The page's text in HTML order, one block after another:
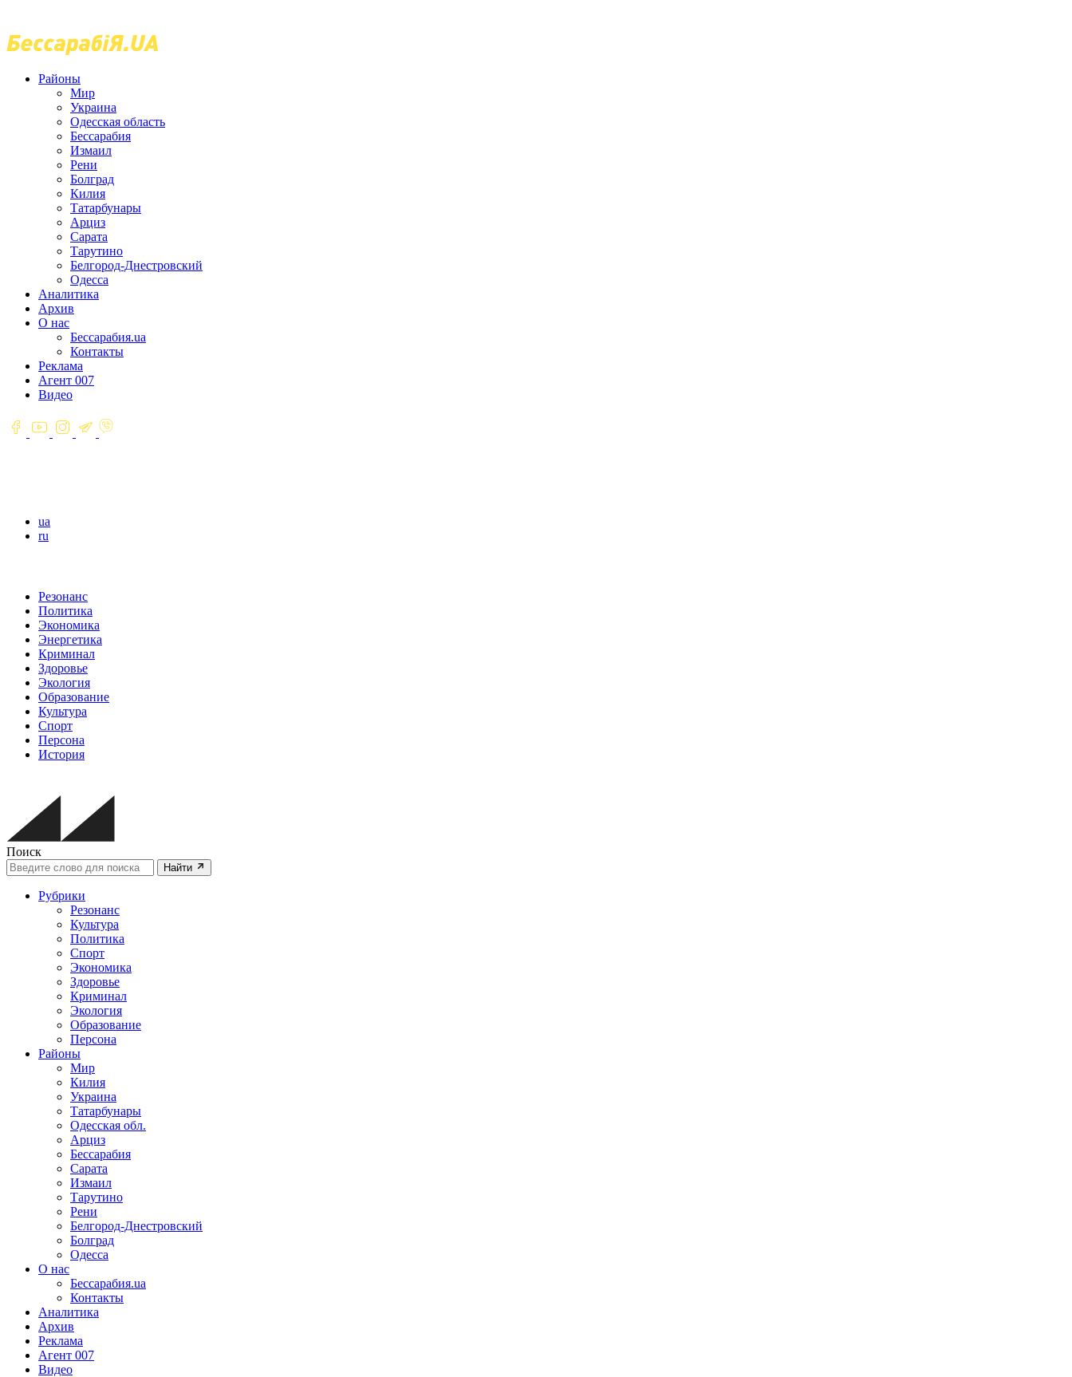
Районы
Мир
Украина
Одесская область
Бессарабия
Измаил
Рени
Болград
Килия
Татарбунары
Арциз
Сарата
Тарутино
Белгород-Днестровский
Одесса
Аналитика
Архив
О нас
Бессарабия.ua
Контакты
Реклама
Агент 007
Видео
ua
ru
Резонанс
Политика
Экономика
Энергетика
Криминал
Здоровье
Экология
Образование
Культура
Спорт
Персона
История
Поиск
Найти
Рубрики
Резонанс
Культура
Политика
Спорт
Экономика
Здоровье
Криминал
Экология
Образование
Персона
Районы
Мир
Килия
Украина
Татарбунары
Одесская обл.
Арциз
Бессарабия
Сарата
Измаил
Тарутино
Рени
Белгород-Днестровский
Болград
Одесса
О нас
Бессарабия.ua
Контакты
Аналитика
Архив
Реклама
Агент 007
Видео